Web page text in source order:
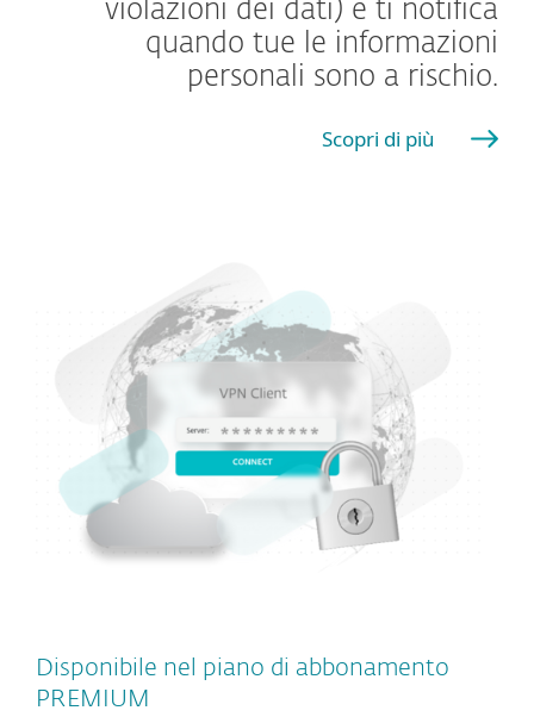
violazioni dei dati) e ti notifica
quando tue le informazioni
personali sono a rischio.
Scopri di più
Disponibile nel piano di abbonamento
PREMIUM